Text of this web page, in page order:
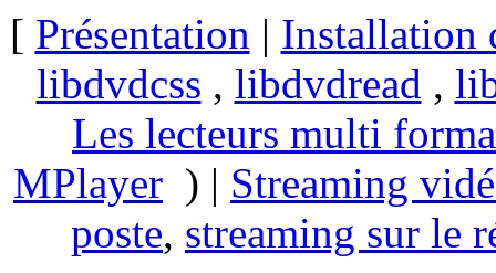
[ Présentation | Installation
libdvdcss , libdvdread ,
Les lecteurs multi
MPlayer ) | Streaming
poste, streaming sur le